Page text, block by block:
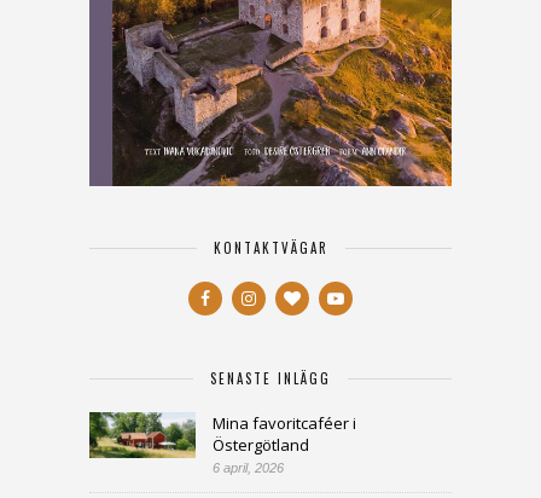
KONTAKTVÄGAR
SENASTE INLÄGG
Mina favoritcaféer i
Östergötland
6 april, 2026